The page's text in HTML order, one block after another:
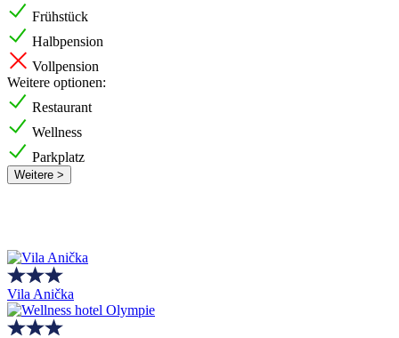
Frühstück
Halbpension
Vollpension
Weitere optionen:
Restaurant
Wellness
Parkplatz
Weitere >
Vila Anička